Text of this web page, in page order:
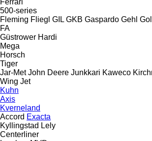
500-series
Fleming Fliegl GIL GKB Gaspardo Gehl
FA
Güstrower Hardi
Mega
Horsch
Tiger
Jar-Met John Deere Junkkari Kaweco
Wing Jet
Kuhn
Axis
Kverneland
Accord Exacta
Kyllingstad Lely
Centerliner